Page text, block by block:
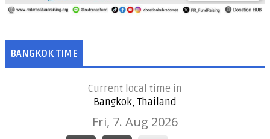
BANGKOK TIME
Current local time in
Bangkok, Thailand